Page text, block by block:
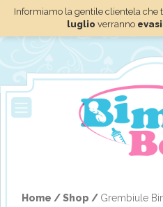
Informiamo la gentile clientela che
luglio verranno evasi
Home /Shop / Grembiule